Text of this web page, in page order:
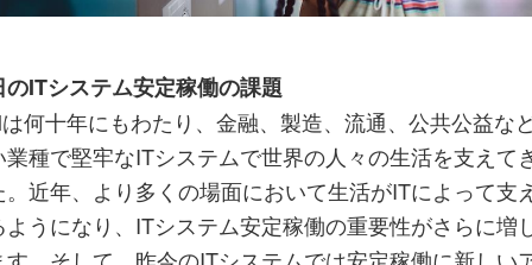
のITシステム安定稼働の課題
何十年にもわたり、金融、製造、流通、公共公益な
業種で堅牢なITシステムで世界の人々の生活を支えて
。近年、より多くの場面において生活がITによって支
ようになり、ITシステム安定稼働の重要性がさらに増